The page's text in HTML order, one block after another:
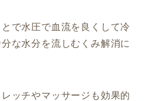
で水圧で血流を良くして冷
な水分を流しむくみ解消に
ッチやマッサージも効果的